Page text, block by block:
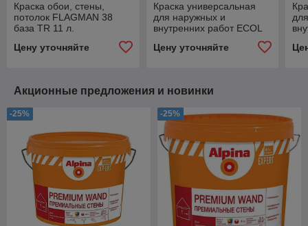
Краска обои, стены,
потолок FLAGMAN 38
база TR 11 л.
Цену уточняйте
Краска универсальная
для наружных и
внутренних работ ECOL
33 белая матовая 11 л.
Цену уточняйте
Акционные предложения и новинки
-25% -25%